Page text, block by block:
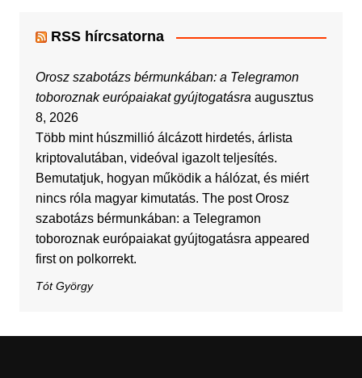
RSS hírcsatorna
Orosz szabotázs bérmunkában: a Telegramon
toboroznak európaiakat gyújtogatásra augusztus
8, 2026
Több mint húszmillió álcázott hirdetés, árlista
kriptovalutában, videóval igazolt teljesítés.
Bemutatjuk, hogyan működik a hálózat, és miért
nincs róla magyar kimutatás. The post Orosz
szabotázs bérmunkában: a Telegramon
toboroznak európaiakat gyújtogatásra appeared
first on polkorrekt.
Tót György